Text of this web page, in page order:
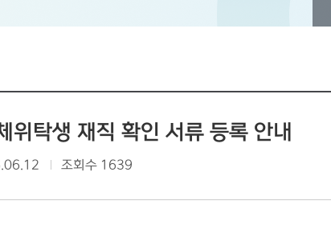
탁생 재직 확인 서류 등록 안내
조회수 1639